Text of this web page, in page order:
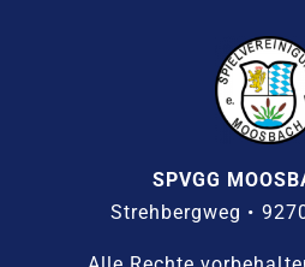
SPVGG
Strehbergweg •